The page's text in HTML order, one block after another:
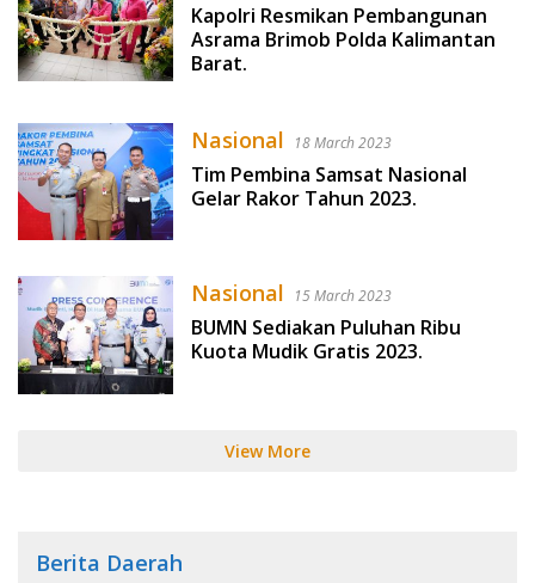
Kapolri Resmikan Pembangunan
Asrama Brimob Polda Kalimantan
Barat.
Nasional 18 March 2023
Tim Pembina Samsat Nasional
Gelar Rakor Tahun 2023.
Nasional 15 March 2023
BUMN Sediakan Puluhan Ribu
Kuota Mudik Gratis 2023.
View More
Berita Daerah